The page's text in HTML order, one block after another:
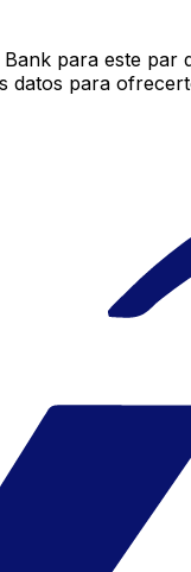
para este
datos para